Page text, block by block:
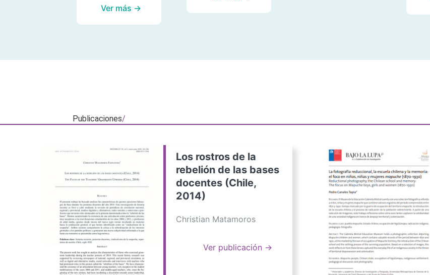
Ver más →
Publicaciones/
Los rostros de la
rebelión de las bases
docentes (Chile,
2014)
Christian Matamoros
Ver publicación →